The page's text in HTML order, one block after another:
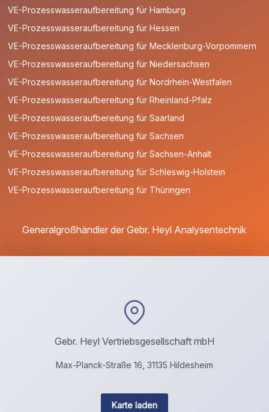
VE-Prozesswasseraufbereitung für Hamburg
VE-Prozesswasseraufbereitung für Hessen
VE-Prozesswasseraufbereitung für Mecklenburg-Vorpommern
VE-Prozesswasseraufbereitung für Niedersachsen
VE-Prozesswasseraufbereitung für Nordrhein-Westfalen
VE-Prozesswasseraufbereitung für Rheinland-Pfalz
VE-Prozesswasseraufbereitung für Saarland
VE-Prozesswasseraufbereitung für Sachsen
VE-Prozesswasseraufbereitung für Sachsen-Anhalt
VE-Prozesswasseraufbereitung für Schleswig-Holstein
VE-Prozesswasseraufbereitung für Thüringen
Generalgroßhändler der Gebr. Heyl Analysentechnik
Gebr. Heyl Vertriebsgesellschaft mbH
Max-Planck-Straße 16, 31135 Hildesheim
Karte laden